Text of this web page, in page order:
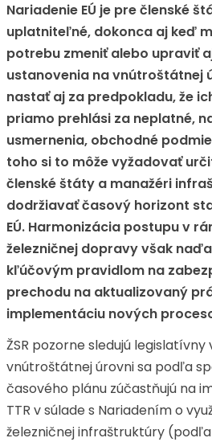
Nariadenie EÚ je pre členské
uplatniteľné, dokonca aj keď
potrebu zmeniť alebo upraviť
ustanovenia na vnútroštátnej
nastať aj za predpokladu, že
priamo prehlási za neplatné,
usmernenia, obchodné
toho si to môže vyžadovať
členské štáty a manažéri
dodržiavať časový horizont
EÚ. Harmonizácia postupu v
železničnej dopravy však
kľúčovým pravidlom na
prechodu na aktualizovaný
implementáciu nových
ŽSR pozorne sledujú legislatívny
vnútroštátnej úrovni sa podľa
časového plánu zúčastňujú na
TTR v súlade s Nariadením o
železničnej infraštruktúry